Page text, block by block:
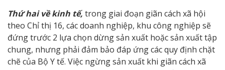
Thứ hai về kinh tế, trong giai đoạn giãn cách xã hội
theo Chỉ thị 16, các doanh nghiệp, khu công nghiệp sẽ
đứng trước 2 lựa chọn dừng sản xuất hoặc sản xuất tập
chung, nhưng phải đảm bảo đáp ứng các quy định chặt
chẽ của Bộ Y tế. Việc ngừng sản xuất khi giãn cách xã